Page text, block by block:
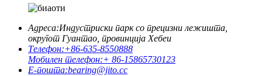
Адреса:Индустриски парк со прецизни лежишта,
округот Гуантао, провинција Хебеи
Телефон:+86-635-8550888
Мобилен телефон:+ 86-15865730123
Е-пошта:bearing@jito.cc